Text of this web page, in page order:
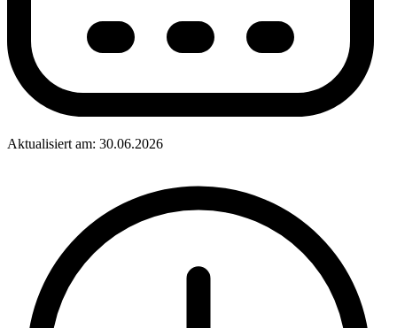
Aktualisiert am: 30.06.2026